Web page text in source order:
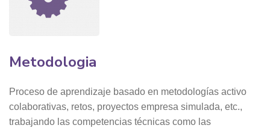
Metodologia
Proceso de aprendizaje basado en metodologías activo
colaborativas, retos, proyectos empresa simulada, etc.,
trabajando las competencias técnicas como las